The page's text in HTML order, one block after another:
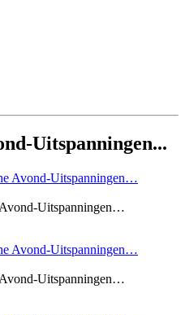
Uitspanningen...
Uitspanningen…
Uitspanningen…